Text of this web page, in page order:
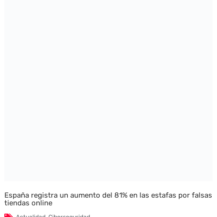
España registra un aumento del 81% en las estafas por falsas
tiendas online